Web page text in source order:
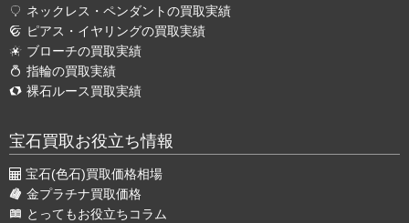
ネックレス・ペンダントの買取実績
ピアス・イヤリングの買取実績
ブローチの買取実績
指輪の買取実績
裸石ルース買取実績
宝石買取お役立ち情報
宝石(色石)買取価格相場
金プラチナ買取価格
とってもお役立ちコラム